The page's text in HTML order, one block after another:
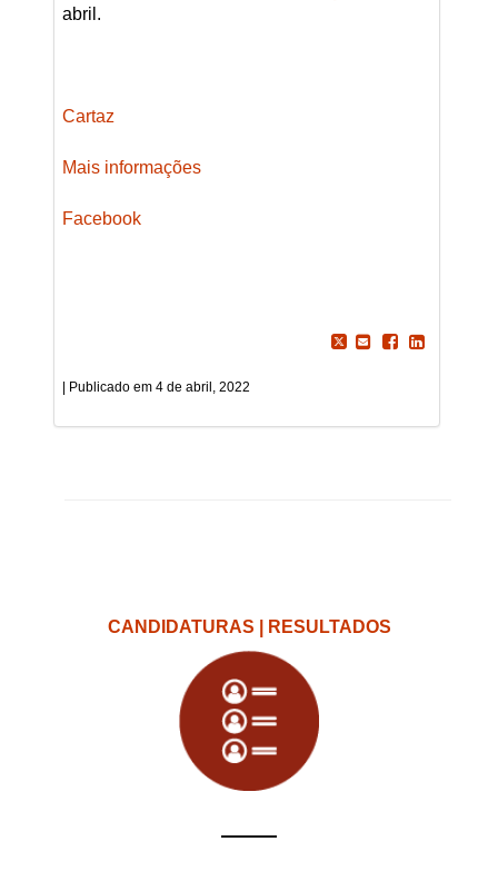
abril.
Cartaz
Mais informações
Facebook
4 de abril, 2022
CANDIDATURAS | RESULTADOS